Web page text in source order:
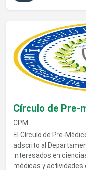
Ver detalles de
Círculo de Pre-
CPM
El Círculo de Pre-
adscrito al
interesados en
médicas y actividades